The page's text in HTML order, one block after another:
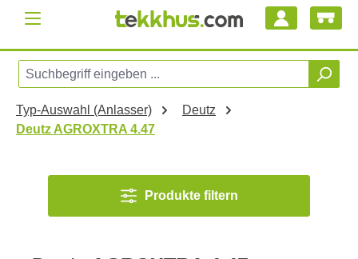
Zum Hauptinhalt springen
Typ-Auswahl (Anlasser)
Deutz
Deutz AGROXTRA 4.47
Produkte filtern